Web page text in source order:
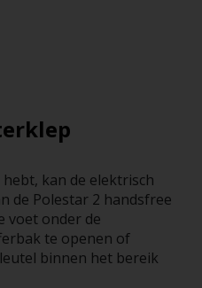
kan de elektrisch
de Polestar 2 handsfree
voet onder de
te openen of
binnen het bereik